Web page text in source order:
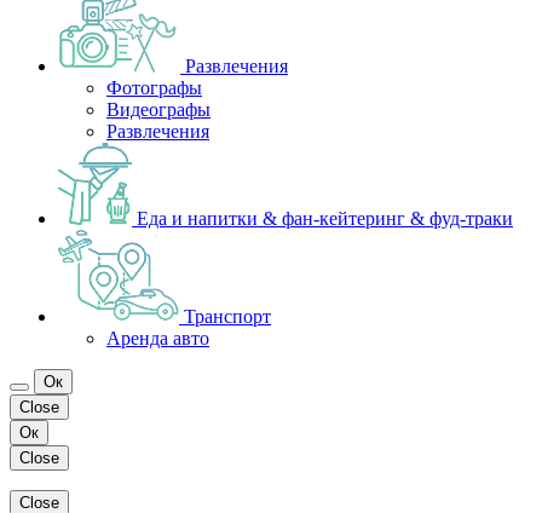
Развлечения
Фотографы
Видеографы
Развлечения
Еда и напитки & фан-кейтеринг & фуд-траки
Транспорт
Аренда авто
Ок
Close
Ок
Close
Close